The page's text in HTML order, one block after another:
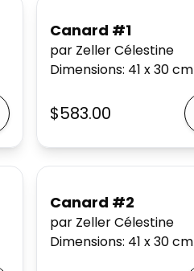
Canard #1
par Zeller Célestine
Dimensions: 41 x 30cm
$583.00
Canard #2
par Zeller Célestine
Dimensions: 41 x 30cm